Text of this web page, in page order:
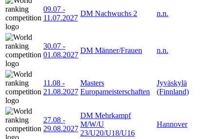
09.07 -
11.07.2027
DM Nachwuchs 2 n.n.
30.07 -
01.08.2027
DM Männer/Frauen n.n.
11.08 -
21.08.2027
Masters
Europameisterschaften
Jyväskylä
(Finnland)
27.08 -
29.08.2027
DM Mehrkampf
M/W/U
23/U20/U18/U16
Hannover